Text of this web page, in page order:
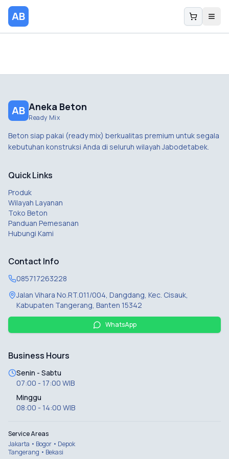
AB
AB Aneka Beton
Ready Mix
Beton siap pakai (ready mix) berkualitas premium untuk segala
kebutuhan konstruksi Anda di seluruh wilayah Jabodetabek.
Quick Links
Produk
Wilayah Layanan
Toko Beton
Panduan Pemesanan
Hubungi Kami
Contact Info
085717263228
Jalan Vihara No.RT.011/004, Dangdang, Kec. Cisauk,
Kabupaten Tangerang, Banten 15342
WhatsApp
Business Hours
Senin - Sabtu
07:00 - 17:00 WIB
Minggu
08:00 - 14:00 WIB
Service Areas
Jakarta • Bogor • Depok
Tangerang • Bekasi